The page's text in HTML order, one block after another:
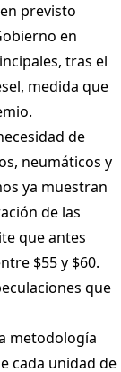
previsto
en
tras el
medida que
de
neumáticos y
ya muestran
de las
que antes
$55 y $60.
que
metodología
cada unidad de